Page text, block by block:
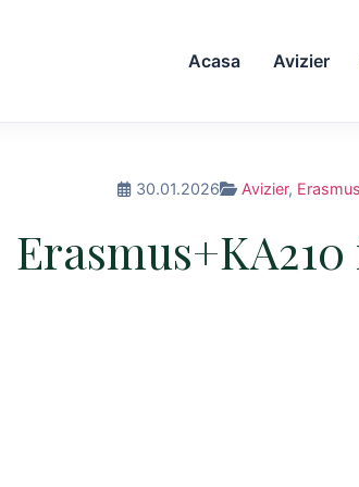
Acasa Avizier
30.01.2026 Avizier,